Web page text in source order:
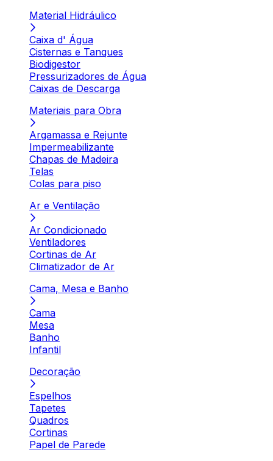
Material Hidráulico
Caixa d' Água
Cisternas e Tanques
Biodigestor
Pressurizadores de Água
Caixas de Descarga
Materiais para Obra
Argamassa e Rejunte
Impermeabilizante
Chapas de Madeira
Telas
Colas para piso
Ar e Ventilação
Ar Condicionado
Ventiladores
Cortinas de Ar
Climatizador de Ar
Cama, Mesa e Banho
Cama
Mesa
Banho
Infantil
Decoração
Espelhos
Tapetes
Quadros
Cortinas
Papel de Parede